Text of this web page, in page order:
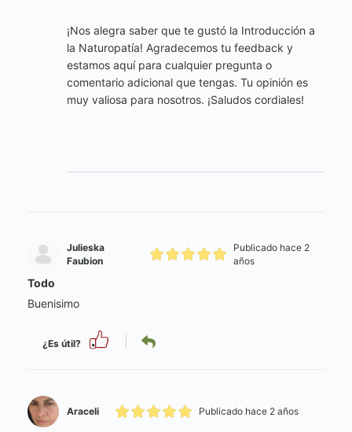
¡Nos alegra saber que te gustó la Introducción a
la Naturopatía! Agradecemos tu feedback y
estamos aquí para cualquier pregunta o
comentario adicional que tengas. Tu opinión es
muy valiosa para nosotros. ¡Saludos cordiales!
Julieska
Faubion
Publicado hace 2
años
Todo
Buenisimo
¿Es útil?
Araceli Publicado hace 2 años